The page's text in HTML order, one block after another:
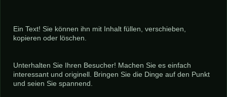
Ein Text! Sie können ihn mit Inhalt füllen, verschieben,
kopieren oder löschen.
Unterhalten Sie Ihren Besucher! Machen Sie es einfach
interessant und originell. Bringen Sie die Dinge auf den Punkt
und seien Sie spannend.